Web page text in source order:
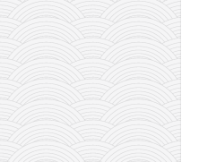
азбуки и књиге
Окинава карате
најновије на блогу
моје белешке
историја каратеа
бубиши